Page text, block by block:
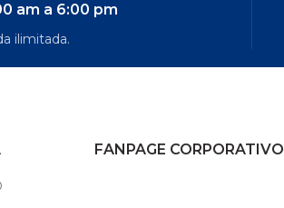
am a 6:00 pm
ilimitada.
FANPAGE CORPORATIVO